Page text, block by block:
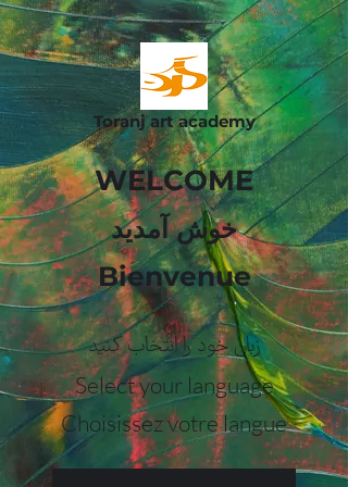
Toranj art academy
WELCOME
خوش آمدید
Bienvenue
زبان خود را انتخاب کنید
Select your language
Choisissez votre langue